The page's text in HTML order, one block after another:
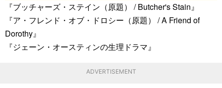
『ブッチャーズ・ステイン（原題） / Butcher's Stain』
『ア・フレンド・オブ・ドロシー（原題） / A Friend of
Dorothy』
『ジェーン・オースティンの生理ドラマ』
ADVERTISEMENT